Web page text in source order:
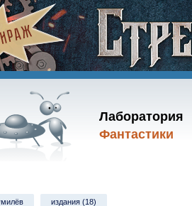
Лаборатория
Фантастики
издания (18)